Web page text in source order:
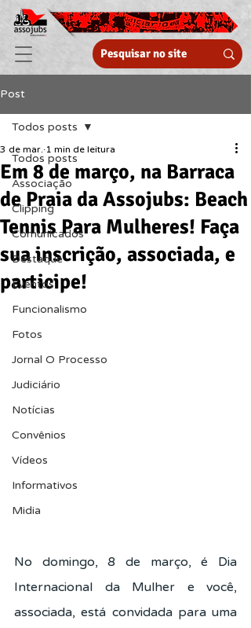
Post
Todos posts
Associação
Clipping
Comunicados
Destaque
Eventos
Funcionalismo
Fotos
Jornal O Processo
Judiciário
Notícias
Convênios
Vídeos
Informativos
Midia
Todos posts
Em 8 de março, na Barraca
de Praia da Assojubs: Beach
Tennis Para Mulheres! Faça
sua inscrição, associada, e
participe!
3 de mar. 1 min de leitura
No domingo, 8 de março, é Dia
Internacional da Mulher e você,
associada, está convidada para uma